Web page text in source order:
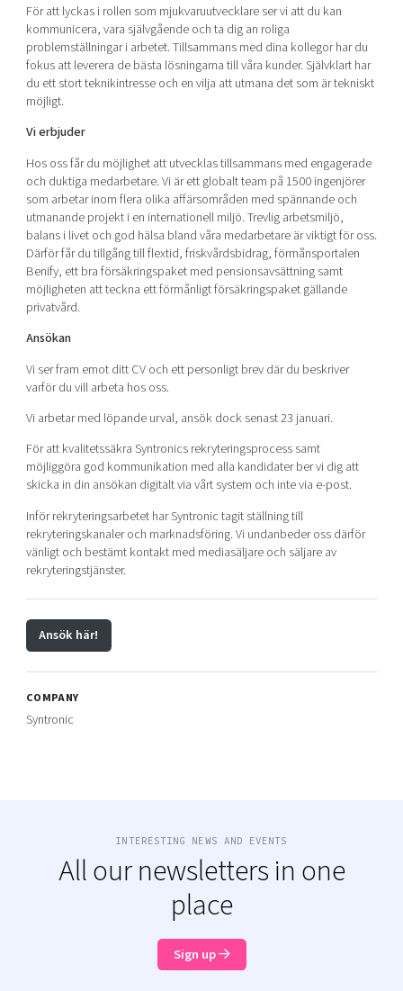
För att lyckas i rollen som mjukvaruutvecklare ser vi att du kan
kommunicera, vara självgående och ta dig an roliga
problemställningar i arbetet. Tillsammans med dina kollegor har du
fokus att leverera de bästa lösningarna till våra kunder. Självklart har
du ett stort teknikintresse och en vilja att utmana det som är tekniskt
möjligt.
Vi erbjuder
Hos oss får du möjlighet att utvecklas tillsammans med engagerade
och duktiga medarbetare. Vi är ett globalt team på 1500 ingenjörer
som arbetar inom flera olika affärsområden med spännande och
utmanande projekt i en internationell miljö. Trevlig arbetsmiljö,
balans i livet och god hälsa bland våra medarbetare är viktigt för oss.
Därför får du tillgång till flextid, friskvårdsbidrag, förmånsportalen
Benify, ett bra försäkringspaket med pensionsavsättning samt
möjligheten att teckna ett förmånligt försäkringspaket gällande
privatvård.
Ansökan
Vi ser fram emot ditt CV och ett personligt brev där du beskriver
varför du vill arbeta hos oss.
Vi arbetar med löpande urval, ansök dock senast 23 januari.
För att kvalitetssäkra Syntronics rekryteringsprocess samt
möjliggöra god kommunikation med alla kandidater ber vi dig att
skicka in din ansökan digitalt via vårt system och inte via e-post.
Inför rekryteringsarbetet har Syntronic tagit ställning till
rekryteringskanaler och marknadsföring. Vi undanbeder oss därför
vänligt och bestämt kontakt med mediasäljare och säljare av
rekryteringstjänster.
Ansök här!
COMPANY
Syntronic
INTERESTING NEWS AND EVENTS
All our newsletters in one
place
Sign up